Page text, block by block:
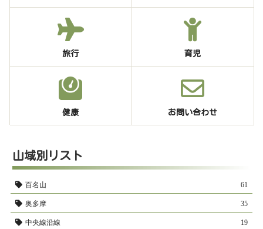
旅行 育児
健康 お問い合わせ
山域別リスト
百名山 61
奥多摩 35
中央線沿線 19